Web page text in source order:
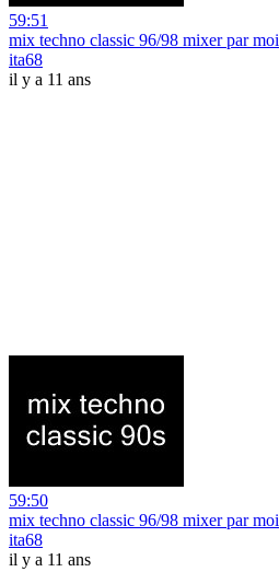
59:51
mix techno classic 96/98 mixer par moi
ita68
il y a 11 ans
59:50
mix techno classic 96/98 mixer par moi
ita68
il y a 11 ans